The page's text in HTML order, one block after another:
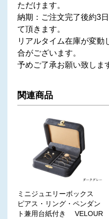
ただけます。
納期：ご注文完了後約3
て頂きます。
リアルタイム在庫が変動
合がございます。
予めご了承お願い致しま
関連商品
ミニジュエリーボックス
ピアス・リング・ペンダン
ト兼用台紙付き VELOUR